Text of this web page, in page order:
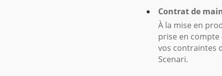
Contrat de
À la mise en
prise en
vos contraintes
Scenari.